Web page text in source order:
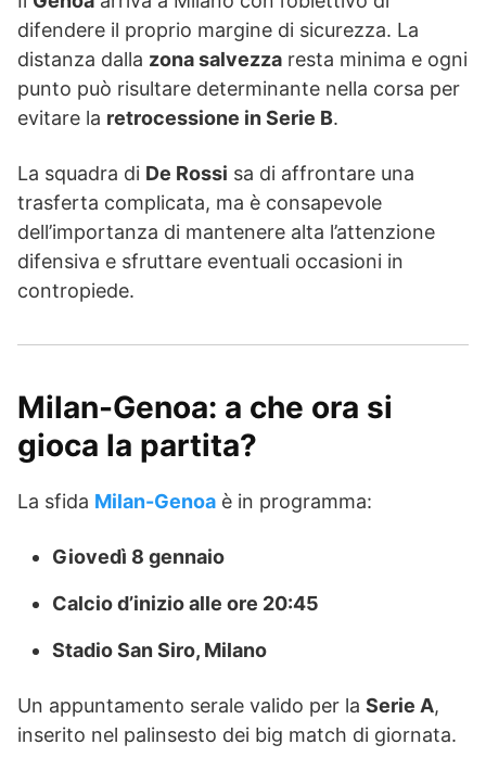
difendere il proprio margine di sicurezza. La
distanza dalla zona salvezza resta minima e ogni
punto può risultare determinante nella corsa per
evitare la retrocessione in Serie B.
La squadra di De Rossi sa di affrontare una
trasferta complicata, ma è consapevole
dell’importanza di mantenere alta l’attenzione
difensiva e sfruttare eventuali occasioni in
contropiede.
Milan-Genoa: a che ora si
gioca la partita?
La sfida Milan-Genoa è in programma:
Giovedì 8 gennaio
Calcio d’inizio alle ore 20:45
Stadio San Siro, Milano
Un appuntamento serale valido per la Serie A,
inserito nel palinsesto dei big match di giornata.